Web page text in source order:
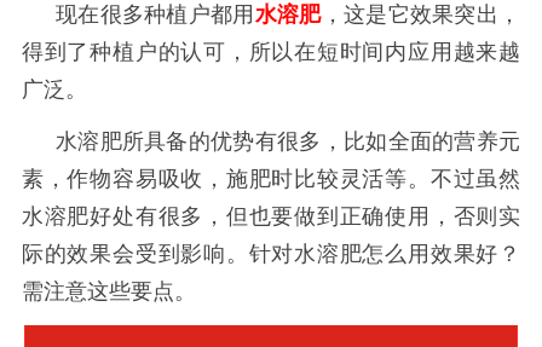
现在很多种植户都用 水溶肥，这是它效果突出，
得到了种植户的认可，所以在短时间内应用越来越
广泛。
水溶肥所具备的优势有很多，比如全面的营养元
素，作物容易吸收，施肥时比较灵活等。不过虽然
水溶肥好处有很多，但也要做到正确使用，否则实
际的效果会受到影响。针对水溶肥怎么用效果好？
需注意这些要点。